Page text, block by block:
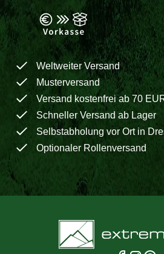
Weltweiter Versand
Musterversand
Versand kostenfrei ab 70
Schneller Versand ab Lager
Selbstabholung vor Ort in
Optionaler Rollenversand